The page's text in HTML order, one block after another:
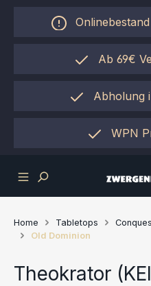
Zum Hauptinhalt springen
Ab 69€
Abholung
einfach per
WPN
Home Tabletops
Old Dominion
Theokrator